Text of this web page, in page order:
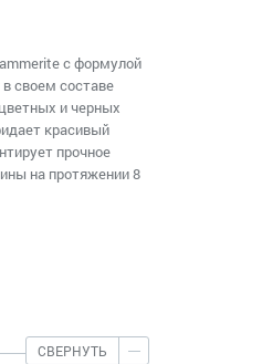
с формулой
своем составе
и черных
красивый
прочное
на протяжении 8
СВЕРНУТЬ